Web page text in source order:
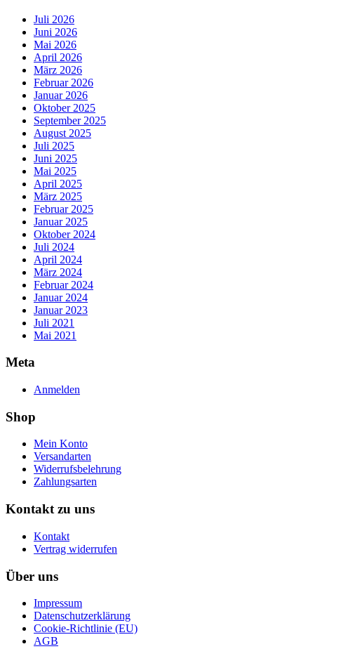
Juli 2026
Juni 2026
Mai 2026
April 2026
März 2026
Februar 2026
Januar 2026
Oktober 2025
September 2025
August 2025
Juli 2025
Juni 2025
Mai 2025
April 2025
März 2025
Februar 2025
Januar 2025
Oktober 2024
Juli 2024
April 2024
März 2024
Februar 2024
Januar 2024
Januar 2023
Juli 2021
Mai 2021
Meta
Anmelden
Shop
Mein Konto
Versandarten
Widerrufsbelehrung
Zahlungsarten
Kontakt zu uns
Kontakt
Vertrag widerrufen
Über uns
Impressum
Datenschutzerklärung
Cookie-Richtlinie (EU)
AGB